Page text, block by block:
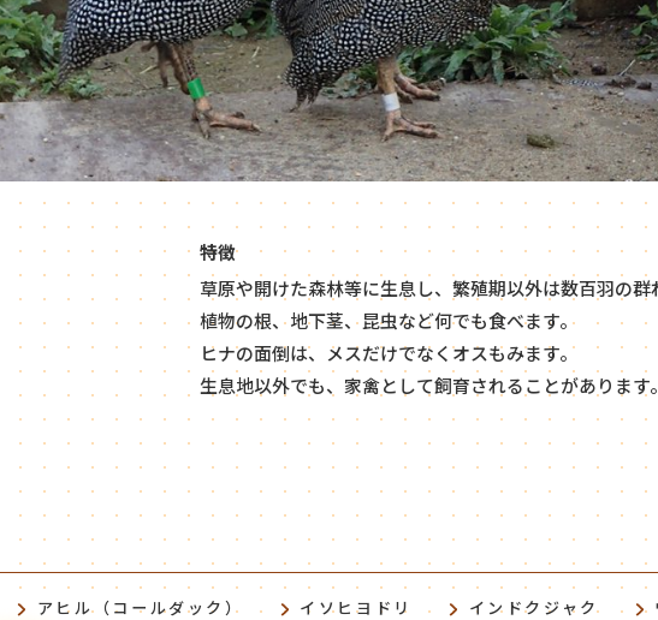
特徴
草原や開けた森林等に生息し、繁殖期以外は数百羽の群
植物の根、地下茎、昆虫など何でも食べます。
ヒナの面倒は、メスだけでなくオスもみます。
生息地以外でも、家禽として飼育されることがあります。
アヒル（コールダック） イソヒヨドリ インドクジャク